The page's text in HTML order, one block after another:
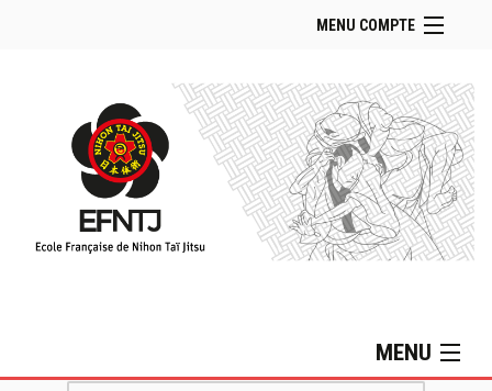
MENU COMPTE
Retour Site EFNTJ
Se connecter
Panier (vide)
MENU